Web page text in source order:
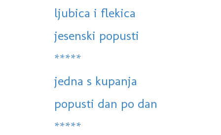
ljubica i flekica
jesenski popusti
*****
jedna s kupanja
popusti dan po dan
*****